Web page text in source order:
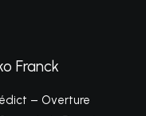
Franck
– Overture